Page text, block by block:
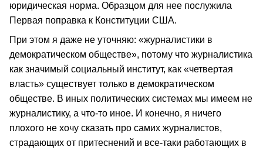
юридическая норма. Образцом для нее послужила
Первая поправка к Конституции США.
При этом я даже не уточняю: «журналистики в
демократическом обществе», потому что журналистика
как значимый социальный институт, как «четвертая
власть» существует только в демократическом
обществе. В иных политических системах мы имеем не
журналистику, а что-то иное. И конечно, я ничего
плохого не хочу сказать про самих журналистов,
страдающих от притеснений и все-таки работающих в